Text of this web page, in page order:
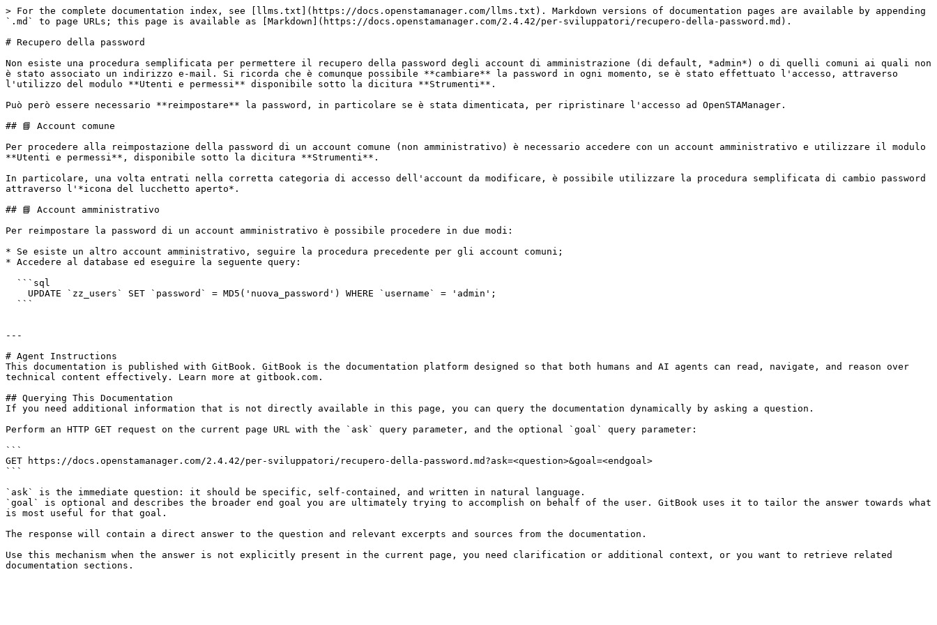
> For the complete documentation index, see [llms.txt](https://docs.openstamanager.com/llms.txt). Markdown versions of documentation pages are available by appending
`.md` to page URLs; this page is available as [Markdown](https://docs.openstamanager.com/2.4.42/per-sviluppatori/recupero-della-password.md).
# Recupero della password
Non esiste una procedura semplificata per permettere il recupero della password degli account di amministrazione (di default, *admin*) o di quelli comuni ai quali non
è stato associato un indirizzo e-mail. Si ricorda che è comunque possibile **cambiare** la password in ogni momento, se è stato effettuato l'accesso, attraverso
l'utilizzo del modulo **Utenti e permessi** disponibile sotto la dicitura **Strumenti**.
Può però essere necessario **reimpostare** la password, in particolare se è stata dimenticata, per ripristinare l'accesso ad OpenSTAManager.
## 📘 Account comune
Per procedere alla reimpostazione della password di un account comune (non amministrativo) è necessario accedere con un account amministrativo e utilizzare il modulo
**Utenti e permessi**, disponibile sotto la dicitura **Strumenti**.
In particolare, una volta entrati nella corretta categoria di accesso dell'account da modificare, è possibile utilizzare la procedura semplificata di cambio password
attraverso l'*icona del lucchetto aperto*.
## 📘 Account amministrativo
Per reimpostare la password di un account amministrativo è possibile procedere in due modi:
* Se esiste un altro account amministrativo, seguire la procedura precedente per gli account comuni;
* Accedere al database ed eseguire la seguente query:
---
# Agent Instructions
This documentation is published with GitBook. GitBook is the documentation platform designed so that both humans and AI agents can read, navigate, and reason over
technical content effectively. Learn more at gitbook.com.
## Querying This Documentation
If you need additional information that is not directly available in this page, you can query the documentation dynamically by asking a question.
Perform an HTTP GET request on the current page URL with the `ask` query parameter, and the optional `goal` query parameter:
```
GET https://docs.openstamanager.com/2.4.42/per-sviluppatori/recupero-della-password.md?ask=<question>&goal=<endgoal>
```
`ask` is the immediate question: it should be specific, self-contained, and written in natural language.
`goal` is optional and describes the broader end goal you are ultimately trying to accomplish on behalf of the user. GitBook uses it to tailor the answer towards what
is most useful for that goal.
The response will contain a direct answer to the question and relevant excerpts and sources from the documentation.
Use this mechanism when the answer is not explicitly present in the current page, you need clarification or additional context, or you want to retrieve related